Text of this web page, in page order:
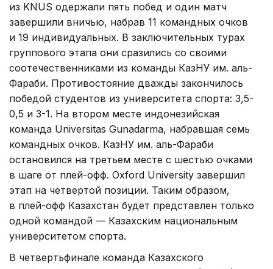
из KNUS одержали пять побед и один матч
завершили вничью, набрав 11 командных очков
и 19 индивидуальных. В заключительных турах
группового этапа они сразились со своими
соотечественниками из команды КазНУ им. аль-
Фараби. Противостояние дважды закончилось
победой студентов из университета спорта: 3,5-
0,5 и 3-1. На втором месте индонезийская
команда Universitas Gunadarma, набравшая семь
командных очков. КазНУ им. аль-Фараби
остановился на третьем месте с шестью очками
в шаге от плей-офф. Oxford University завершил
этап на четвертой позиции. Таким образом,
в плей-офф Казахстан будет представлен только
одной командой — Казахским национальным
университетом спорта.
В четвертьфинале команда Казахского